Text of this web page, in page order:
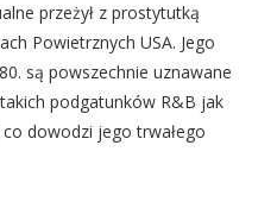
przeżył z prostytutką
Powietrznych USA. Jego
są powszechnie uznawane
podgatunków R&B jak
dowodzi jego trwałego